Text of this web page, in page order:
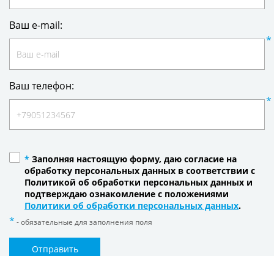
Ваш e-mail:
Ваш телефон:
* Заполняя настоящую форму, даю согласие на
обработку персональных данных в соответствии с
Политикой об обработки персональных данных и
подтверждаю ознакомление с положениями
Политики об обработки персональных данных.
- обязательные для заполнения поля
Отправить